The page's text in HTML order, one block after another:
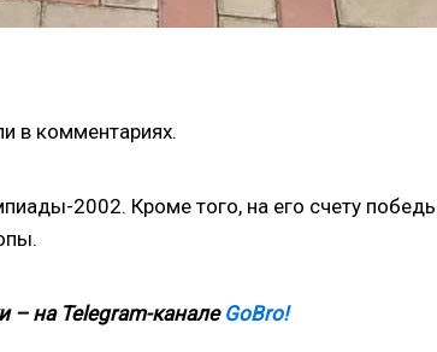
в комментариях.
2002. Кроме того, на его счету
– на Telegram-канале GoBro!